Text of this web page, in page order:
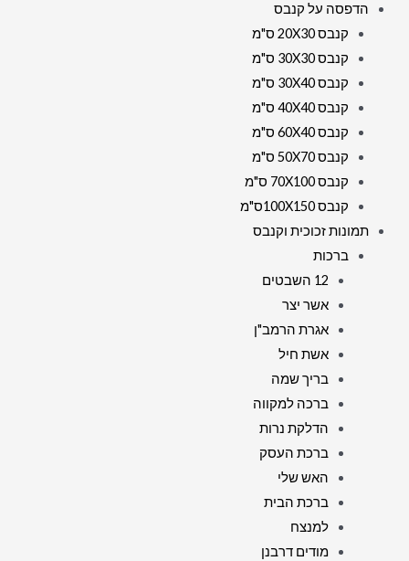
הדפסה על קנבס
קנבס 20X30 ס"מ
קנבס 30X30 ס"מ
קנבס 30X40 ס"מ
קנבס 40X40 ס"מ
קנבס 60X40 ס"מ
קנבס 50X70 ס"מ
קנבס 70X100 ס"מ
קנבס 100X150ס"מ
תמונות זכוכית וקנבס
ברכות
12 השבטים
אשר יצר
אגרת הרמב"ן
אשת חיל
בריך שמה
ברכה למקווה
הדלקת נרות
ברכת העסק
האש שלי
ברכת הבית
למנצח
מודים דרבנן